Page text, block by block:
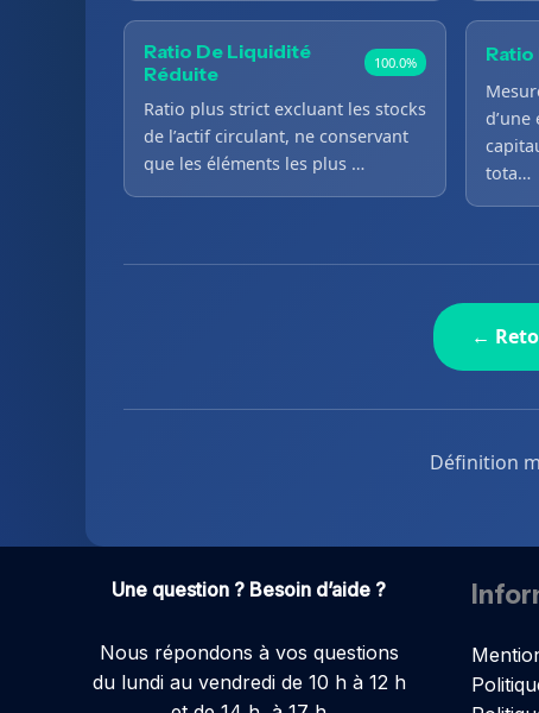
Ratio De Liquidité
Réduite
100.0%
Ratio plus strict excluant les stocks
de l’actif circulant, ne conservant
que les éléments les plus …
tota…
←
Définition
Une question ? Besoin d’aide ?
Nous répondons à vos questions
du lundi au vendredi de 10 h à 12 h